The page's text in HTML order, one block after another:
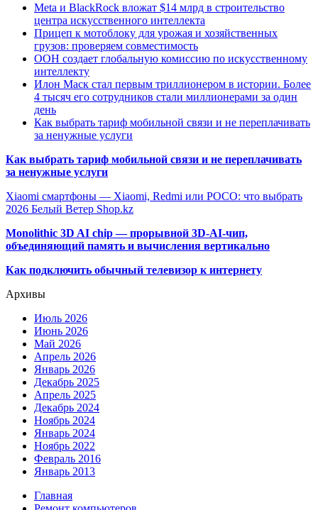
Meta и BlackRock вложат $14 млрд в строительство
центра искусственного интеллекта
Прицеп к мотоблоку для урожая и хозяйственных
грузов: проверяем совместимость
ООН создает глобальную комиссию по искусственному
интеллекту
Илон Маск стал первым триллионером в истории. Более
4 тысяч его сотрудников стали миллионерами за один
день
Как выбрать тариф мобильной связи и не переплачивать
за ненужные услуги
Как выбрать тариф мобильной связи и не переплачивать
за ненужные услуги
Xiaomi смартфоны — Xiaomi, Redmi или POCO: что выбрать
2026 Белый Ветер Shop.kz
Monolithic 3D AI chip — прорывной 3D-AI-чип,
объединяющий память и вычисления вертикально
Как подключить обычный телевизор к интернету
Архивы
Июль 2026
Июнь 2026
Май 2026
Апрель 2026
Январь 2026
Декабрь 2025
Апрель 2025
Декабрь 2024
Ноябрь 2024
Январь 2024
Ноябрь 2022
Февраль 2016
Январь 2013
Главная